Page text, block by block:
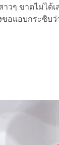
าวๆ ขาดไม่ไ
อแอบกระซิบ